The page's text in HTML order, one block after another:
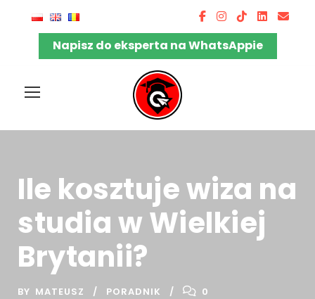
Napisz do eksperta na WhatsAppie
Ile kosztuje wiza na
studia w Wielkiej
Brytanii?
BY MATEUSZ PORADNIK 0